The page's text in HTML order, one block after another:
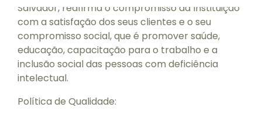
Salvador, reafirma o compromisso da Instituição
com a satisfação dos seus clientes e o seu
compromisso social, que é promover saúde,
educação, capacitação para o trabalho e a
inclusão social das pessoas com deficiência
intelectual.
Política de Qualidade: